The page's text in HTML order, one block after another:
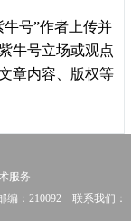
号”作者上传并
牛号立场或观点
章内容、版权等
服务
编：210092 联系我们：